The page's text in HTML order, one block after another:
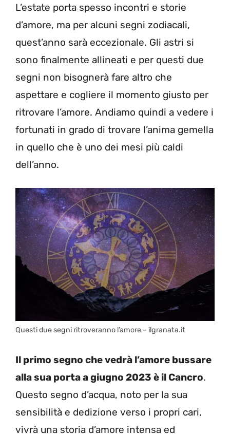
L’estate porta spesso incontri e storie
d’amore, ma per alcuni segni zodiacali,
quest’anno sarà eccezionale. Gli astri si
sono finalmente allineati e per questi due
segni non bisognerà fare altro che
aspettare e cogliere il momento giusto per
ritrovare l’amore. Andiamo quindi a vedere i
fortunati in grado di trovare l’anima gemella
in quello che è uno dei mesi più caldi
dell’anno.
Questi due segni ritroveranno l’amore – ilgranata.it
Il primo segno che vedrà l’amore bussare
alla sua porta a giugno 2023 è il Cancro.
Questo segno d’acqua, noto per la sua
sensibilità e dedizione verso i propri cari,
vivrà una storia d’amore intensa ed